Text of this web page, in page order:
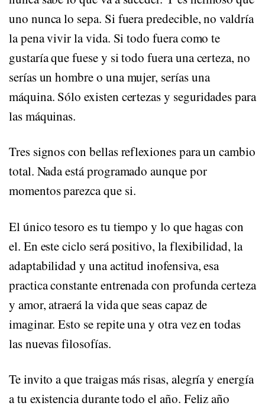
uno nunca lo sepa. Si fuera predecible, no valdría
la pena vivir la vida. Si todo fuera como te
gustaría que fuese y si todo fuera una certeza, no
serías un hombre o una mujer, serías una
máquina. Sólo existen certezas y seguridades para
las máquinas.
Tres signos con bellas reflexiones para un cambio
total. Nada está programado aunque por
momentos parezca que si.
El único tesoro es tu tiempo y lo que hagas con
el. En este ciclo será positivo, la flexibilidad, la
adaptabilidad y una actitud inofensiva, esa
practica constante entrenada con profunda certeza
y amor, atraerá la vida que seas capaz de
imaginar. Esto se repite una y otra vez en todas
las nuevas filosofías.
Te invito a que traigas más risas, alegría y energía
a tu existencia durante todo el año. Feliz año